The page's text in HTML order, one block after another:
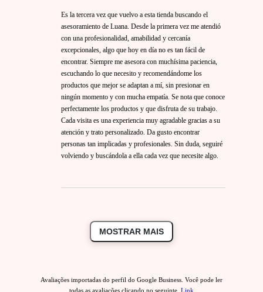
Es la tercera vez que vuelvo a esta tienda buscando el
asesoramiento de Luana. Desde la primera vez me atendió
con una profesionalidad, amabilidad y cercanía
excepcionales, algo que hoy en día no es tan fácil de
encontrar. Siempre me asesora con muchísima paciencia,
escuchando lo que necesito y recomendándome los
productos que mejor se adaptan a mí, sin presionar en
ningún momento y con mucha empatía. Se nota que conoce
perfectamente los productos y que disfruta de su trabajo.
Cada visita es una experiencia muy agradable gracias a su
atención y trato personalizado. Da gusto encontrar
personas tan implicadas y profesionales. Sin duda, seguiré
volviendo y buscándola a ella cada vez que necesite algo.
MOSTRAR MAIS
Avaliações importadas do perfil do Google Business. Você pode ler
todas as avaliações clicando no seguinte. Link